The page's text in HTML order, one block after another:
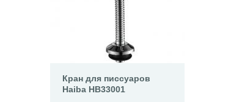
Кран для писсуаров
Haiba HB33001